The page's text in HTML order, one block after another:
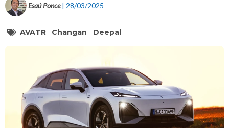
Esaú Ponce | 28/03/2025
AVATR Changan Deepal